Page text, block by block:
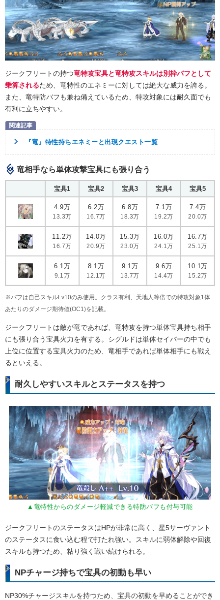
ジークフリートの持つ竜特攻宝具と竜特攻スキルは別枠バフとして
乗算されるため、竜特性のエネミーに対しては絶大な威力を誇る。
また、竜特防バフも兼ね備えているため、特攻対象には耐久面でも
有利に立ちやすい。
『竜』特性持ちエネミーと出現クエスト一覧
竜相手なら単体攻撃宝具にも張り合う
宝具1 宝具2 宝具3 宝具4 宝具5
4.9万
13.3万
6.2万
16.7万
6.8万
18.3万
7.1万
19.2万
7.4万
20.0万
11.2万
16.7万
14.0万
20.9万
15.3万
23.0万
16.0万
24.1万
16.7万
25.1万
6.1万
9.1万
8.1万
12.1万
9.1万
13.7万
9.6万
14.4万
10.1万
15.2万
※バフは自己スキルLv10のみ使用。クラス有利、天地人等倍での特攻対象1体
あたりのダメージ期待値(OC1)を記載。
ジークフリートは敵が竜であれば、竜特攻を持つ単体宝具持ち相手
にも張り合う宝具火力を有する。シグルドは単体セイバーの中でも
上位に位置する宝具火力のため、竜相手であれば単体相手にも戦え
るといえる。
耐久しやすいスキルとステータスを持つ
▲竜特性からのダメージ軽減できる特防バフも付与可能
ジークフリートのステータスはHPが非常に高く、星5サーヴァント
のステータスに食い込む程で打たれ強い。スキルに弱体解除や回復
スキルも持つため、粘り強く戦い続けられる。
NPチャージ持ちで宝具の初動も早い
NP30%チャージスキルを持つため、宝具の初動を早めることができ